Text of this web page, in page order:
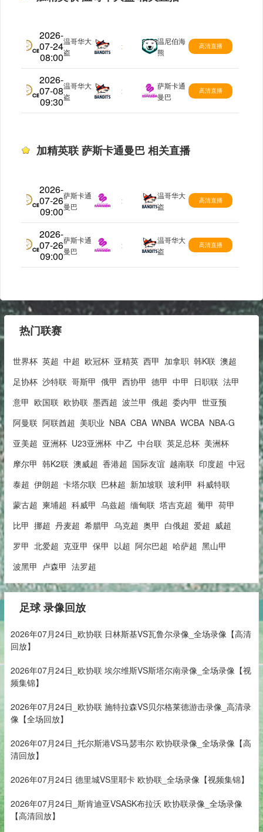
2026-
07-24
08:00
加精英联
温哥华大
盗
:
温尼伯海
熊
高清直播
2026-
07-08
09:30
加精英联
温哥华大
盗
:
萨斯卡通
曼巴
高清直播
加精英联 萨斯卡通曼巴 相关直播
2026-
07-26
09:00
加精英联
萨斯卡通
曼巴
:
温哥华大
盗
高清直播
2026-
07-26
09:00
加精英联
萨斯卡通
曼巴
:
温哥华大
盗
高清直播
热门联赛
世界杯 英超 中超 欧冠杯 亚精英 西甲 加拿职 韩K联 澳超
足协杯 沙特联 哥斯甲 俄甲 西协甲 德甲 中甲 日职联 法甲
意甲 欧国联 欧协联 墨西超 波兰甲 俄超 委内甲 世亚预
阿曼联 阿联酋超 美职业 NBA CBA WNBA WCBA NBA-G
亚美超 亚洲杯 U23亚洲杯 中乙 中台联 英足总杯 美洲杯
摩尔甲 韩K2联 澳威超 香港超 国际友谊 越南联 印度超 中冠
泰超 伊朗超 卡塔尔联 巴林超 新加坡联 玻利甲 科威特联
蒙古超 柬埔超 科威甲 乌兹超 缅甸联 塔吉克超 葡甲 荷甲
比甲 挪超 丹麦超 希腊甲 乌克超 奥甲 白俄超 爱超 威超
罗甲 北爱超 克亚甲 保甲 以超 阿尔巴超 哈萨超 黑山甲
波黑甲 卢森甲 法罗超
足球 录像回放
2026年07月24日_欧协联 日林斯基VS瓦鲁尔录像_全场录像【高清
回放】
2026年07月24日_欧协联 埃尔维斯VS斯塔尔南录像_全场录像【视
频集锦】
2026年07月24日_欧协联 施特拉森VS贝尔格莱德游击录像_高清录
像【全场回放】
2026年07月24日_托尔斯港VS马瑟韦尔 欧协联录像_全场录像【高
清回放】
2026年07月24日 德里城VS里耶卡 欧协联_全场录像【视频集锦】
2026年07月24日_斯肯迪亚VSASK布拉沃 欧协联录像_全场录像
【高清回放】